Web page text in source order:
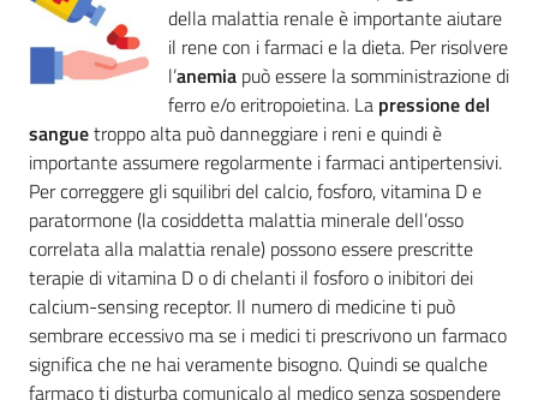
della malattia renale è importante aiutare
il rene con i farmaci e la dieta. Per risolvere
l’anemia può essere la somministrazione di
ferro e/o eritropoietina. La pressione del
sanguetroppo alta può danneggiare i reni e quindi è
importante assumere regolarmente i farmaci antipertensivi.
Per correggere gli squilibri del calcio, fosforo, vitamina D e
paratormone (la cosiddetta malattia minerale dell’osso
correlata alla malattia renale) possono essere prescritte
terapie di vitamina D o di chelanti il fosforo o inibitori dei
calcium-sensing receptor. Il numero di medicine ti può
sembrare eccessivo ma se i medici ti prescrivono un farmaco
significa che ne hai veramente bisogno. Quindi se qualche
farmaco ti disturba comunicalo al medico senza sospendere